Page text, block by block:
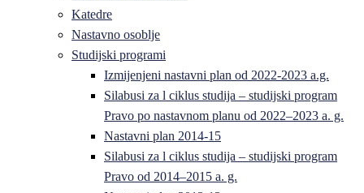
Katedre
Nastavno osoblje
Studijski programi
Izmijenjeni nastavni plan od 2022-2023 a.g.
Silabusi za l ciklus studija – studijski program
Pravo po nastavnom planu od 2022–2023 a. g.
Nastavni plan 2014-15
Silabusi za l ciklus studija – studijski program
Pravo od 2014–2015 a. g.